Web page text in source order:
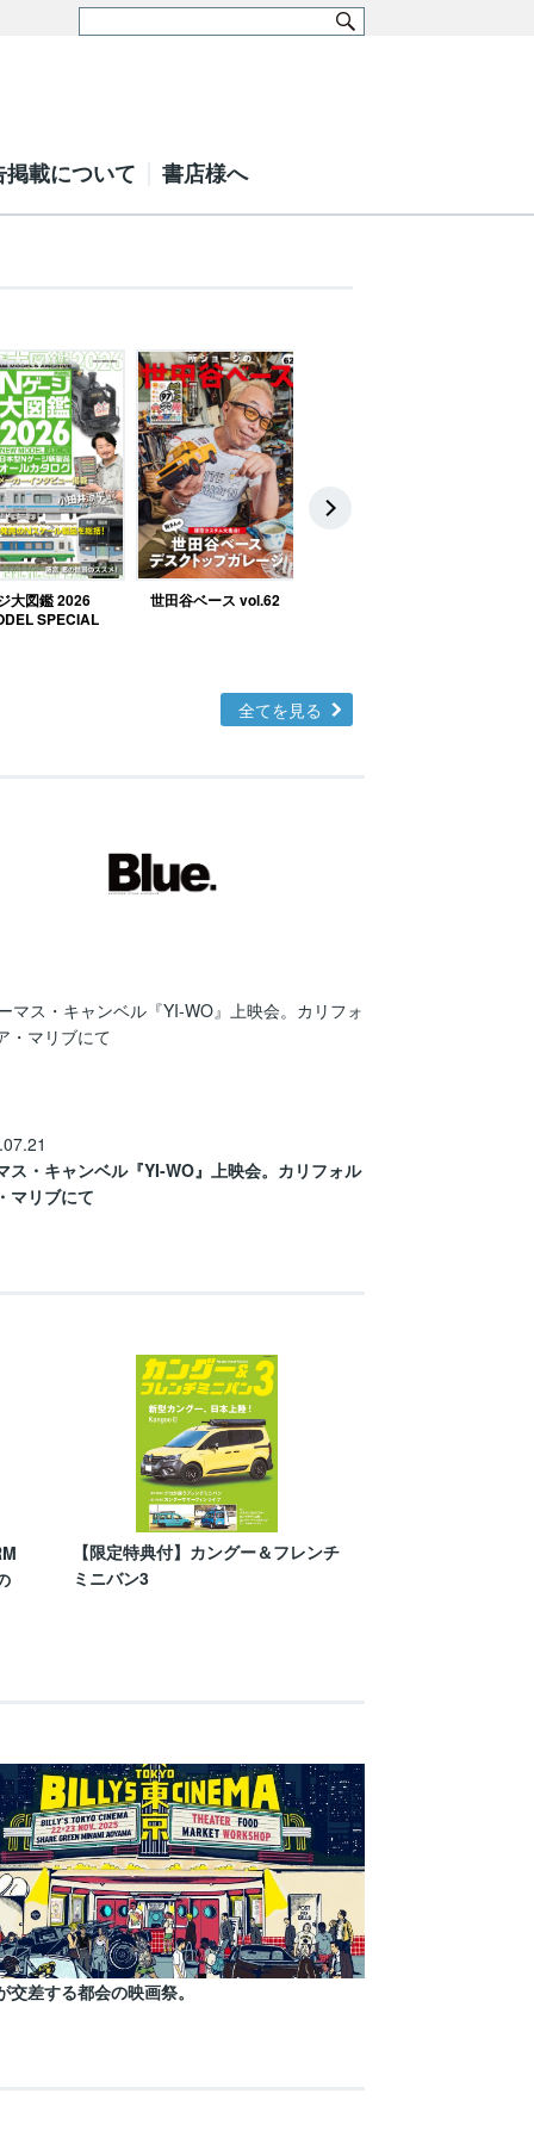
掲載について 書店様へ
大図鑑 2026
SPECIAL
世田谷ベース vol.62
全てを見る
ス・キャンベル『YI-WO』上映会。カリフォル
マリブにて
【限定特典付】カングー＆フレンチ
ミニバン3
交差する都会の映画祭。